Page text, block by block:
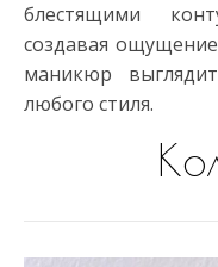
блестящими
создавая
маникюр
любого стиля.